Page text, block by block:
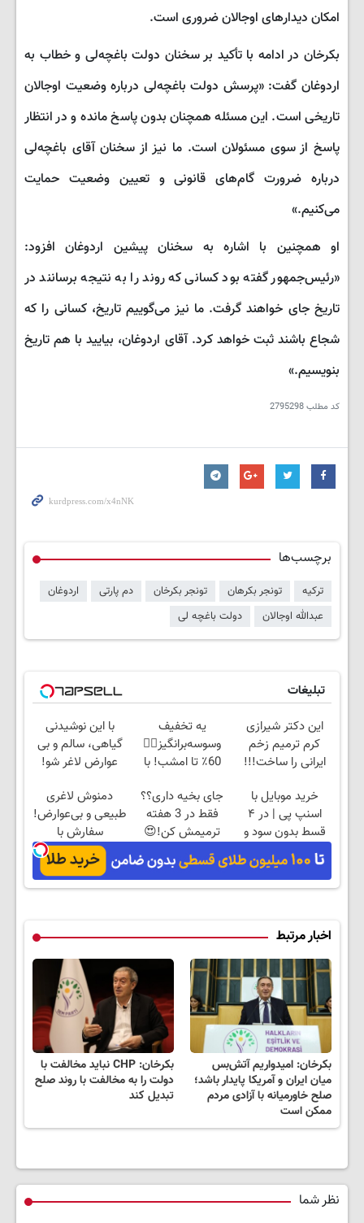
امکان دیدارهای اوجالان ضروری است.
بکرخان در ادامه با تأکید بر سخنان دولت باغچه‌لی و خطاب به
اردوغان گفت: «پرسش دولت باغچه‌لی درباره وضعیت اوجالان
تاریخی است. این مسئله همچنان بدون پاسخ مانده و در انتظار
پاسخ از سوی مسئولان است. ما نیز از سخنان آقای باغچه‌لی
درباره ضرورت گام‌های قانونی و تعیین وضعیت حمایت
می‌کنیم.»
او همچنین با اشاره به سخنان پیشین اردوغان افزود:
«رئیس‌جمهور گفته بود کسانی که روند را به نتیجه برسانند در
تاریخ جای خواهند گرفت. ما نیز می‌گوییم تاریخ، کسانی را که
شجاع باشند ثبت خواهد کرد. آقای اردوغان، بیایید با هم تاریخ
بنویسیم.»
کد مطلب2795298
برچسب‌ها
ترکیه تونجر بکرهان تونجر بکرخان دم پارتی
اردوغان
عبدالله اوجالان
دولت باغچه لی
تبلیغات
این دکتر شیرازی
کرم ترمیم زخم
ایرانی را ساخت!!!
یه تخفیف
وسوسه‌برانگیز👈🏻
60٪ تا امشب! با
آسون لاغر شو
با این نوشیدنی
گیاهی، سالم و بی
عوارض لاغر شو!
امشب
خرید موبایل با
اسنپ پی | در ۴
قسط بدون سود و
کارمزد!
جای بخیه داری؟؟
فقط در 3 هفته
ترمیمش کن!😍
دمنوش لاغری
طبیعی و بی‌عوارض!
سفارش با
50%تخفیف تا
امشب(کلیک کن)
اخبار مرتبط
بکرخان: امیدواریم آتش‌بس
میان ایران و آمریکا پایدار باشد؛
صلح خاورمیانه با آزادی مردم
ممکن است
بکرخان: CHP نباید مخالفت با
دولت را به مخالفت با روند صلح
تبدیل کند
نظر شما